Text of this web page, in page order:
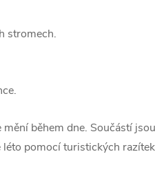
stromech.
během dne. Součástí
pomocí turistických